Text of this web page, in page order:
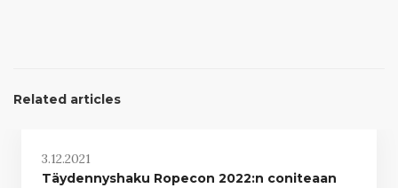
Related articles
3.12.2021
Täydennyshaku Ropecon 2022:n coniteaan